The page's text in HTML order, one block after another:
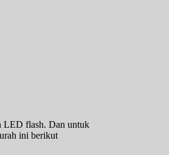
LED flash. Dan untuk
ini berikut